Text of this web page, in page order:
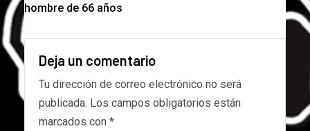
hombre de 66 años
Deja un comentario
Tu dirección de correo electrónico no será
publicada. Los campos obligatorios están
marcados con *